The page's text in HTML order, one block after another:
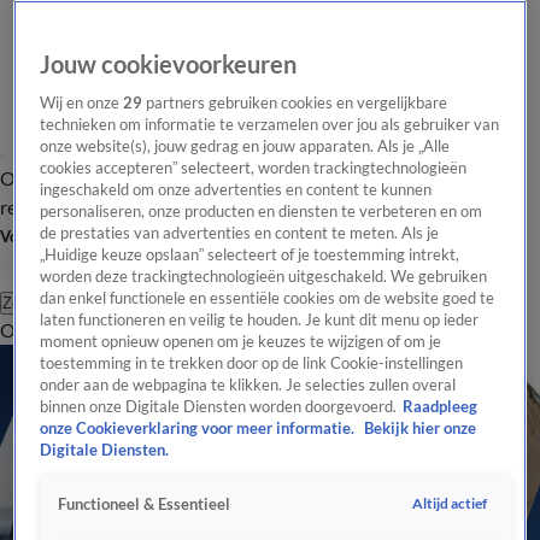
Overzicht Laatste nieuws Regionieuws Het beste van Hart
Tip de
redactie
Volg Hart van Nederland
Zoeken
OverzichtRegioUitzendingenWeerTip de redactiePanelVideo's
Jouw cookievoorkeuren
Wij en onze29 partners gebruiken cookies en vergelijkbare
technieken om informatie te verzamelen over jou als gebruiker van
onze website(s), jouw gedrag en jouw apparaten. Als je „Alle
cookies accepteren” selecteert, worden trackingtechnologieën
ingeschakeld om onze advertenties en content te kunnen
personaliseren, onze producten en diensten te verbeteren en om
de prestaties van advertenties en content te meten. Als je
„Huidige keuze opslaan” selecteert of je toestemming intrekt,
worden deze trackingtechnologieën uitgeschakeld. We gebruiken
dan enkel functionele en essentiële cookies om de website goed te
laten functioneren en veilig te houden. Je kunt dit menu op ieder
moment opnieuw openen om je keuzes te wijzigen of om je
toestemming in te trekken door op de link Cookie-instellingen
onder aan de webpagina te klikken. Je selecties zullen overal
binnen onze Digitale Diensten worden doorgevoerd. Raadpleeg
onze Cookieverklaring voor meer informatie.
Bekijk hier onze
Digitale Diensten.
Functioneel & Essentieel Altijd actief